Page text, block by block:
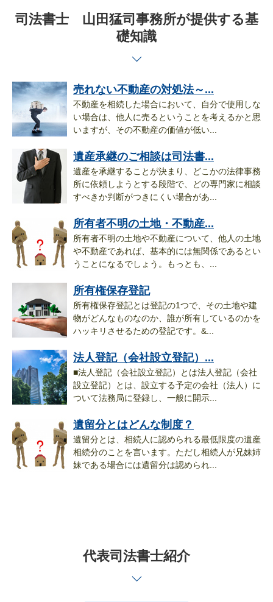
司法書士 山田猛司事務所が提供する基
礎知識
売れない不動産の対処法～...
不動産を相続した場合において、自分で使用しな
い場合は、他人に売るということを考えるかと思
いますが、その不動産の価値が低い...
遺産承継のご相談は司法書...
遺産を承継することが決まり、どこかの法律事務
所に依頼しようとする段階で、どの専門家に相談
すべきか判断がつきにくい場合があ...
所有者不明の土地・不動産...
所有者不明の土地や不動産について、他人の土地
や不動産であれば、基本的には無関係であるとい
うことになるでしょう。もっとも、...
所有権保存登記
所有権保存登記とは登記の1つで、その土地や建
物がどんなものなのか、誰が所有しているのかを
ハッキリさせるための登記です。&...
法人登記（会社設立登記）...
■法人登記（会社設立登記）とは法人登記（会社
設立登記）とは、設立する予定の会社（法人）に
ついて法務局に登録し、一般に開示...
遺留分とはどんな制度？
遺留分とは、相続人に認められる最低限度の遺産
相続分のことを言います。ただし相続人が兄妹姉
妹である場合には遺留分は認められ...
代表司法書士紹介